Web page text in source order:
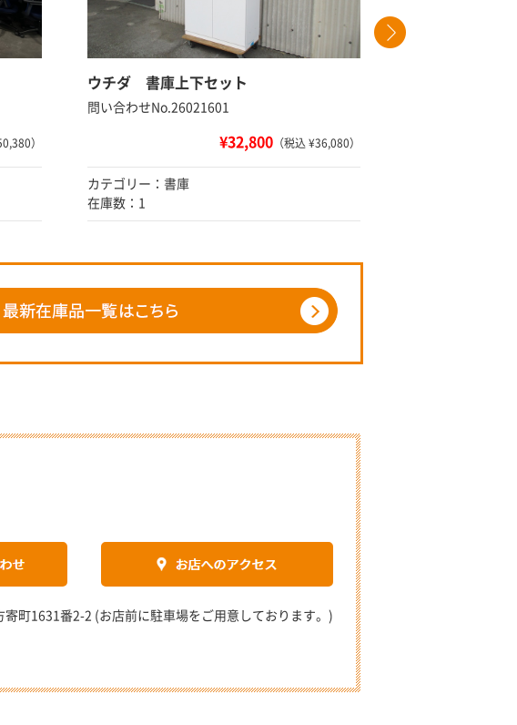
）
ウチダ 書庫上下セット
問い合わせNo.26021601
¥32,800 （税込 ¥36,080）
カテゴリー：書庫
在庫数：1
町1631番2-2 (お店前に駐車場をご用意しております。)